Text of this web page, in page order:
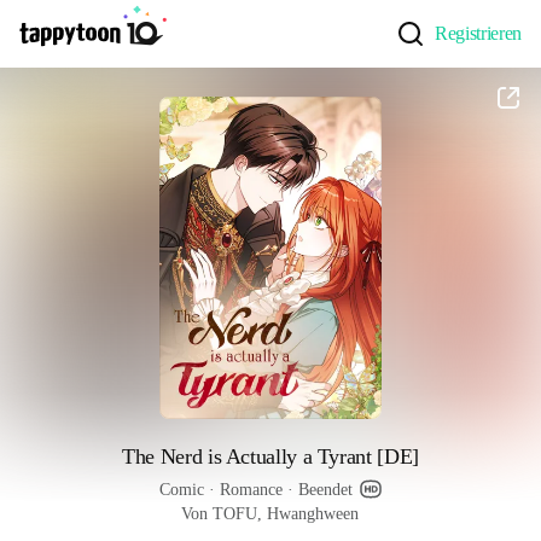
Registrieren
The Nerd is Actually a Tyrant [DE]
Comic · Romance · Beendet
Von TOFU, Hwanghween